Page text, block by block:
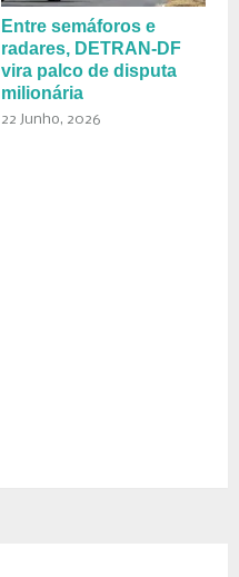
Entre semáforos e
radares, DETRAN-DF
vira palco de disputa
milionária
22 Junho, 2026